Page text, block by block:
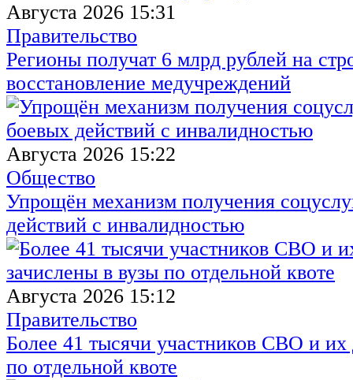
Августа 2026 15:31
Правительство
Регионы получат 6 млрд рублей на
восстановление медучреждений
Августа 2026 15:22
Общество
Упрощён механизм получения
действий с инвалидностью
Августа 2026 15:12
Правительство
Более 41 тысячи участников СВО и их
по отдельной квоте